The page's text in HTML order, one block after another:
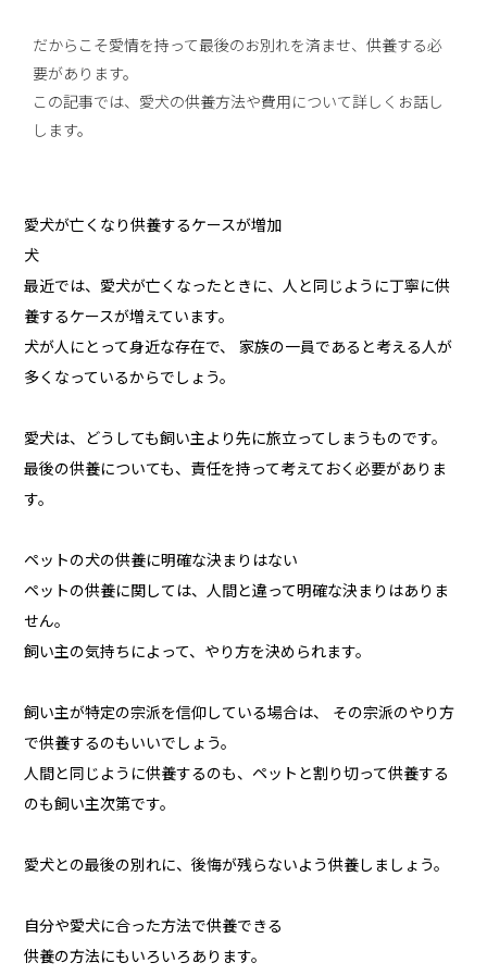
だからこそ愛情を持って最後のお別れを済ませ、供養する必
要があります。
この記事では、愛犬の供養方法や費用について詳しくお話し
します。
愛犬が亡くなり供養するケースが増加
犬
最近では、愛犬が亡くなったときに、人と同じように丁寧に供
養するケースが増えています。
犬が人にとって身近な存在で、 家族の一員であると考える人が
多くなっているからでしょう。
愛犬は、どうしても飼い主より先に旅立ってしまうものです。
最後の供養についても、責任を持って考えておく必要がありま
す。
ペットの犬の供養に明確な決まりはない
ペットの供養に関しては、人間と違って明確な決まりはありま
せん。
飼い主の気持ちによって、やり方を決められます。
飼い主が特定の宗派を信仰している場合は、 その宗派のやり方
で供養するのもいいでしょう。
人間と同じように供養するのも、ペットと割り切って供養する
のも飼い主次第です。
愛犬との最後の別れに、後悔が残らないよう供養しましょう。
自分や愛犬に合った方法で供養できる
供養の方法にもいろいろあります。